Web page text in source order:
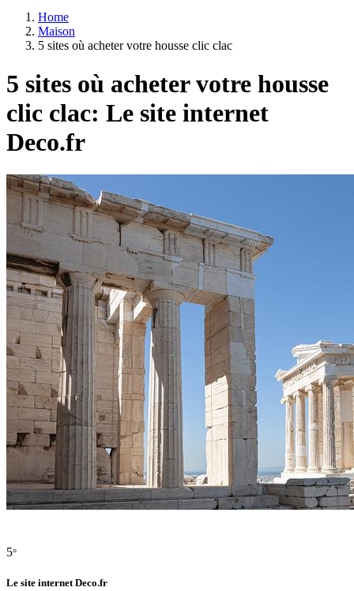
Home
Maison
5 sites où acheter votre housse clic clac
5 sites où acheter votre housse
clic clac: Le site internet
Deco.fr
5°
Le site internet Deco.fr